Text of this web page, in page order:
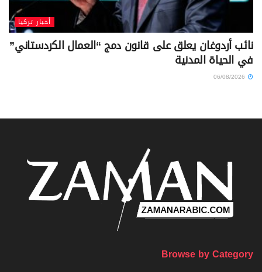
أخبار تركيا
نائب أردوغان يعلق على قانون دمج “العمال الكردستاني”
في الحياة المدنية
Browse by Category